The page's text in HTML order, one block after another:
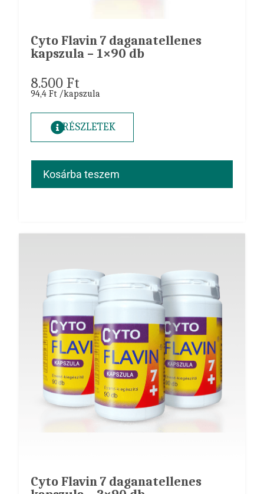
Cyto Flavin 7 daganatellenes
kapszula – 1×90 db
8.500Ft
94,4 Ft /kapszula
RÉSZLETEK
Kosárba teszem
Cyto Flavin 7 daganatellenes